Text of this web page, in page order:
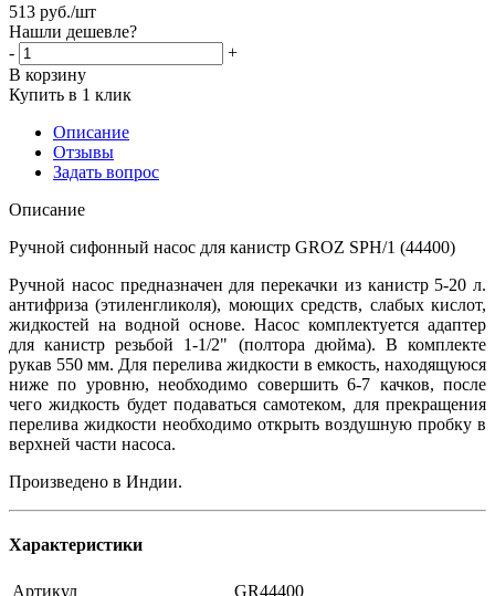
513 руб./шт
Нашли дешевле?
-
+
В корзину
Купить в 1 клик
Описание
Отзывы
Задать вопрос
Описание
Ручной сифонный насос для канистр GROZ SPH/1 (44400)
Ручной насос предназначен для перекачки из канистр 5-20 л.
антифриза (этиленгликоля), моющих средств, слабых кислот,
жидкостей на водной основе. Насос комплектуется адаптер
для канистр резьбой 1-1/2" (полтора дюйма). В комплекте
рукав 550 мм. Для перелива жидкости в емкость, находящуюся
ниже по уровню, необходимо совершить 6-7 качков, после
чего жидкость будет подаваться самотеком, для прекращения
перелива жидкости необходимо открыть воздушную пробку в
верхней части насоса.
Произведено в Индии.
Характеристики
Артикул
GR44400